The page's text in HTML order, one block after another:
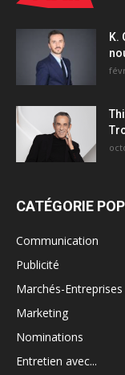
K.
CATÉGORIE
Communication
Publicité
Marchés-Entreprises
Marketing
Nominations
Entretien avec...